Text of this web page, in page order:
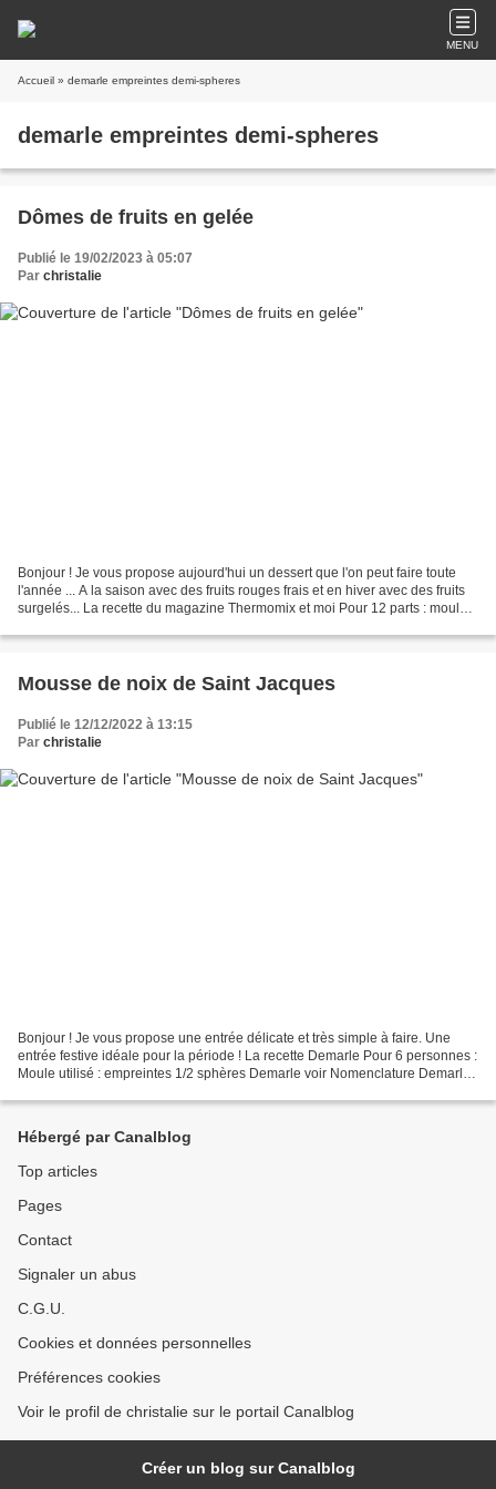
MENU
Accueil » demarle empreintes demi-spheres
demarle empreintes demi-spheres
Dômes de fruits en gelée
Publié le 19/02/2023 à 05:07
Par christalie
Bonjour ! Je vous propose aujourd'hui un dessert que l'on peut faire toute
l'année ... A la saison avec des fruits rouges frais et en hiver avec des fruits
surgelés... La recette du magazine Thermomix et moi Pour 12 parts : moule
Mousse de noix de Saint Jacques
Publié le 12/12/2022 à 13:15
Par christalie
Bonjour ! Je vous propose une entrée délicate et très simple à faire. Une
entrée festive idéale pour la période ! La recette Demarle Pour 6 personnes :
Moule utilisé : empreintes 1/2 sphères Demarle voir Nomenclature Demarle
Hébergé par Canalblog
Top articles
Pages
Contact
Signaler un abus
C.G.U.
Cookies et données personnelles
Préférences cookies
Voir le profil de christalie sur le portail Canalblog
Créer un blog sur Canalblog